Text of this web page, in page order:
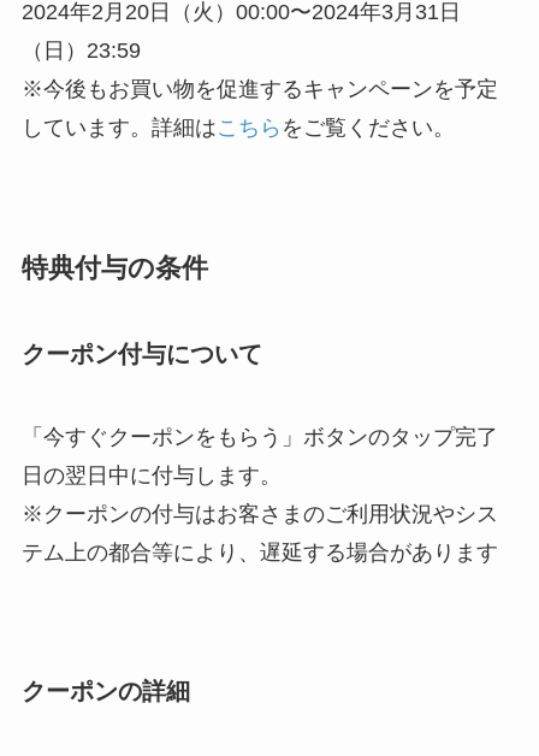
2024年2月20日（火）00:00〜2024年3月31日
（日）23:59
※今後もお買い物を促進するキャンペーンを予定
しています。詳細はこちら をご覧ください。
特典付与の条件
クーポン付与について
「今すぐクーポンをもらう」ボタンのタップ完了
日の翌日中に付与します。
※クーポンの付与はお客さまのご利用状況やシス
テム上の都合等により、遅延する場合があります
クーポンの詳細